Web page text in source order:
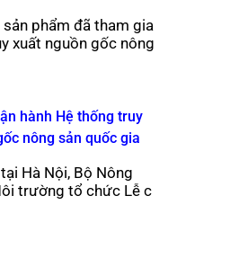
phẩm đã tham gia
xuất nguồn gốc nông
hành Hệ thống truy
nông sản quốc gia
Hà Nội, Bộ Nông
trường tổ chức Lễ c